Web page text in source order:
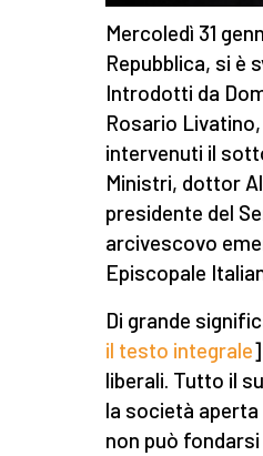
Mercoledì 31
Repubblica, si è
Introdotti da
Rosario
intervenuti il
Ministri, dottor
presidente del
arcivescovo
Episcopale
Di grande
il testo integrale
liberali. Tutto il
la società
non può